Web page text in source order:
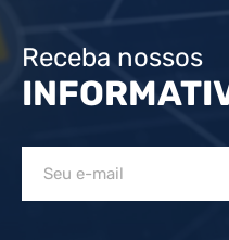
Receba nossos